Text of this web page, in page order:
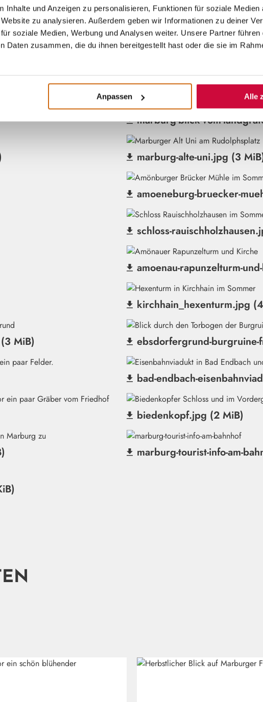
Inhalte und Anzeigen zu personalisieren, Funktionen für soziale Medien
zu analysieren. Außerdem geben wir Informationen zu deiner
soziale Medien, Werbung und Analysen weiter. Unsere Partner
Daten zusammen, die du ihnen bereitgestellt hast oder die sie im
Anpassen Alle
marburg-butt-im-alten-
(Datei herunterladen)
marburg-elisabeth-2.jpg (2
(Datei herunterladen)
marburg-havana.jpg (4
(Datei herunterladen)
marburg-blick-vom-
(Datei herunterladen)
marburg-alte-uni.jpg (3
(Datei herunterladen)
amoeneburg-bruecker-
(Datei herunterladen)
schloss-
(Datei herunterladen)
amoenau-rapunzelturm-
(Datei herunterladen)
kirchhain_hexenturm.jpg
(Datei herunterladen)
MiB) ebsdorfergrund-
(Datei herunterladen)
bad-endbach-
(Datei herunterladen)
biedenkopf.jpg (2 MiB)
(Datei herunterladen)
marburg-tourist-info-am-
(Datei herunterladen)